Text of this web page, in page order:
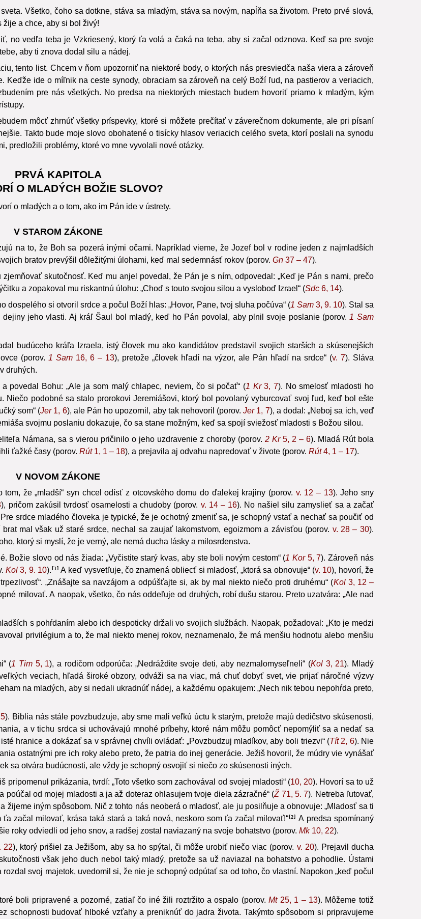
Všetko, čoho sa dotkne, stáva sa mladým, stáva sa novým, napĺňa sa životom. Preto prvé slová,
a chce, aby si bol živý!
no vedľa teba je Vzkriesený, ktorý ťa volá a čaká na teba, aby si začal odznova. Keď sa pre svoje
aby ti znova dodal silu a nádej.
tento list. Chcem v ňom upozorniť na niektoré body, o ktorých nás presviedča naša viera a zároveň
ide o míľnik na ceste synody, obraciam sa zároveň na celý Boží ľud, na pastierov a veriacich,
pre nás všetkých. No predsa na niektorých miestach budem hovoriť priamo k mladým, kým
môcť zhrnúť všetky príspevky, ktoré si môžete prečítať v záverečnom dokumente, ale pri písaní
Takto bude moje slovo obohatené o tisícky hlasov veriacich celého sveta, ktorí poslali na synodu
predložili problémy, ktoré vo mne vyvolali nové otázky.
PRVÁ KAPITOLA
O MLADÝCH BOŽIE SLOVO?
o mladých a o tom, ako im Pán ide v ústrety.
V STAROM ZÁKONE
na to, že Boh sa pozerá inými očami. Napríklad vieme, že Jozef bol v rodine jeden z najmladších
bratov prevýšil dôležitými úlohami, keď mal sedemnásť rokov (porov. Gn 37 – 47).
skutočnosť. Keď mu anjel povedal, že Pán je s ním, odpovedal: „Keď je Pán s nami, prečo
a zopakoval mu riskantnú úlohu: „Choď s touto svojou silou a vysloboď Izrael“ (Sdc 6, 14).
si otvoril srdce a počul Boží hlas: „Hovor, Pane, tvoj sluha počúva“ (1 Sam3, 9. 10). Stal sa
jeho vlasti. Aj kráľ Šaul bol mladý, keď ho Pán povolal, aby plnil svoje poslanie (porov. 1 Sam
budúceho kráľa Izraela, istý človek mu ako kandidátov predstavil svojich starších a skúsenejších
(porov. 1 Sam16, 6 – 13), pretože „človek hľadí na výzor, ale Pán hľadí na srdce“ (v. 7). Sláva
druhých.
povedal Bohu: „Ale ja som malý chlapec, neviem, čo si počať“ (1 Kr3, 7). No smelosť mladosti ho
podobné sa stalo prorokovi Jeremiášovi, ktorý bol povolaný vyburcovať svoj ľud, keď bol ešte
som“ (Jer1, 6), ale Pán ho upozornil, aby tak nehovoril (porov.Jer1, 7), a dodal: „Neboj sa ich, veď
svojmu poslaniu dokazuje, čo sa stane možným, keď sa spojí sviežosť mladosti s Božou silou.
Námana, sa s vierou pričinilo o jeho uzdravenie z choroby (porov.2 Kr5, 2 – 6). Mladá Rút bola
ťažké časy (porov. Rút1, 1 – 18), a prejavila aj odvahu napredovať v živote (porov. Rút4, 1 – 17).
V NOVOM ZÁKONE
tom, že „mladší“ syn chcel odísť z otcovského domu do ďalekej krajiny (porov. v. 12 – 13). Jeho sny
), pričom zakúsil tvrdosť osamelosti a chudoby (porov. v. 14 – 16). No našiel silu zamyslieť sa a začať
srdce mladého človeka je typické, že je ochotný zmeniť sa, je schopný vstať a nechať sa poučiť od
mal však už staré srdce, nechal sa zaujať lakomstvom, egoizmom a závisťou (porov. v. 28 – 30).
ktorý si myslí, že je verný, ale nemá ducha lásky a milosrdenstva.
slovo od nás žiada: „Vyčistite starý kvas, aby ste boli novým cestom“ (1 Kor5, 7). Zároveň nás
Kol3, 9. 10). 1 A keď vysvetľuje, čo znamená obliecť si mladosť, „ktorá sa obnovuje“ (v. 10), hovorí, že
„Znášajte sa navzájom a odpúšťajte si, ak by mal niekto niečo proti druhému“ (Kol3, 12 –
milovať. A naopak, všetko, čo nás oddeľuje od druhých, robí dušu starou. Preto uzatvára: „Ale nad
s pohŕdaním alebo ich despoticky držali vo svojich službách. Naopak, požadoval: „Kto je medzi
privilégium a to, že mal niekto menej rokov, neznamenalo, že má menšiu hodnotu alebo menšiu
(1 Tim 5, 1), a rodičom odporúča: „Nedráždite svoje deti, aby nezmalomyseľneli“ (Kol3, 21). Mladý
veciach, hľadá široké obzory, odváži sa na viac, má chuť dobyť svet, vie prijať náročné výzvy
na mladých, aby si nedali ukradnúť nádej, a každému opakujem: „Nech nik tebou nepohŕda preto,
). Biblia nás stále povzbudzuje, aby sme mali veľkú úctu k starým, pretože majú dedičstvo skúsenosti,
a v tichu srdca si uchovávajú mnohé príbehy, ktoré nám môžu pomôcť nepomýliť sa a nedať sa
hranice a dokázať sa v správnej chvíli ovládať: „Povzbudzuj mladíkov, aby boli triezvi“ (Tít2, 6). Nie
ostatnými pre ich roky alebo preto, že patria do inej generácie. Ježiš hovoril, že múdry vie vynášať
sa otvára budúcnosti, ale vždy je schopný osvojiť si niečo zo skúsenosti iných.
prikázania, tvrdí: „Toto všetko som zachovával od svojej mladosti“ (10, 20). Hovorí sa to už
poúčal od mojej mladosti a ja až doteraz ohlasujem tvoje diela zázračné“ (Ž71, 5. 7). Netreba ľutovať,
iným spôsobom. Nič z tohto nás neoberá o mladosť, ale ju posilňuje a obnovuje: „Mladosť sa ti
ťa začal milovať, krása taká stará a taká nová, neskoro som ťa začal milovať!“ 2
A predsa spomínaný
roky odviedli od jeho snov, a radšej zostal naviazaný na svoje bohatstvo (porov. Mk10, 22).
22), ktorý prišiel za Ježišom, aby sa ho spýtal, či môže urobiť niečo viac (porov. v. 20). Prejavil ducha
však jeho duch nebol taký mladý, pretože sa už naviazal na bohatstvo a pohodlie. Ústami
svoj majetok, uvedomil si, že nie je schopný odpútať sa od toho, čo vlastní. Napokon „keď počul
boli pripravené a pozorné, zatiaľ čo iné žili roztržito a ospalo (porov.Mt25, 1 – 13). Môžeme totiž
schopnosti budovať hlboké vzťahy a preniknúť do jadra života. Takýmto spôsobom si pripravujeme